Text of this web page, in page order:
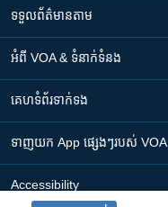
ទទួល​ព័ត៌មាន​តាម
អំពី​ VOA & ទំនាក់ទំនង
គេហទំព័រ​​ទាក់ទង
ទាញយក​ App ផ្សេងៗ​របស់​ VOA
Accessibility